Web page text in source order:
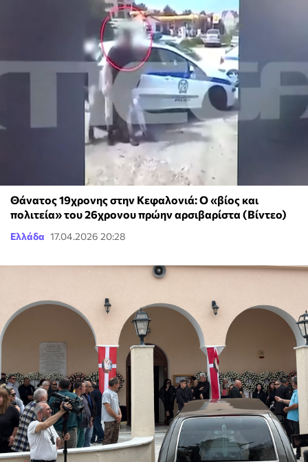
Θάνατος 19χρονης στην Κεφαλονιά: Ο «βίος και
πολιτεία» του 26χρονου πρώην αρσιβαρίστα (Βίντεο)
Ελλάδα 17.04.2026 20:28